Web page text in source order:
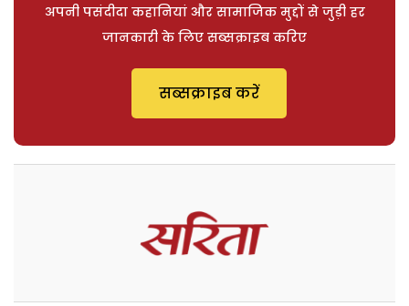
अपनी पसंदीदा कहानियां और सामाजिक मुद्दों से जुड़ी हर
जानकारी के लिए सब्सक्राइब करिए
सब्सक्राइब करें